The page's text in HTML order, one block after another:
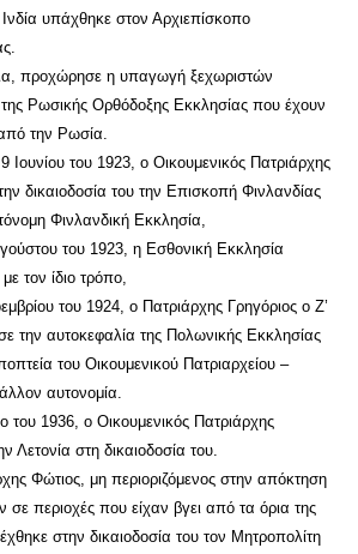
υπάχθηκε στον Αρχιεπίσκοπο
προχώρησε η υπαγωγή ξεχωριστών
Ρωσικής Ορθόδοξης Εκκλησίας που έχουν
την Ρωσία.
Ιουνίου του 1923, ο Οικουμενικός Πατριάρχης
δικαιοδοσία του την Επισκοπή Φινλανδίας
Φινλανδική Εκκλησία,
του 1923, η Εσθονική Εκκλησία
τον ίδιο τρόπο,
του 1924, ο Πατριάρχης Γρηγόριος ο Ζ’
την αυτοκεφαλία της Πολωνικής Εκκλησίας
του Οικουμενικού Πατριαρχείου –
αυτονομία.
του 1936, ο Οικουμενικός Πατριάρχης
Λετονία στη δικαιοδοσία του.
Φώτιος, μη περιοριζόμενος στην απόκτηση
σε περιοχές που είχαν βγει από τα όρια της
στην δικαιοδοσία του τον Μητροπολίτη